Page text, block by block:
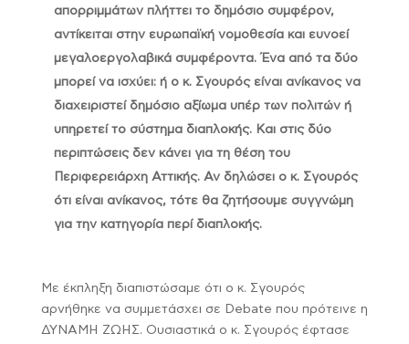
απορριμμάτων πλήττει το δημόσιο συμφέρον,
αντίκειται στην ευρωπαϊκή νομοθεσία και ευνοεί
μεγαλοεργολαβικά συμφέροντα. Ένα από τα δύο
μπορεί να ισχύει: ή ο κ. Σγουρός είναι ανίκανος να
διαχειριστεί δημόσιο αξίωμα υπέρ των πολιτών ή
υπηρετεί το σύστημα διαπλοκής. Και στις δύο
περιπτώσεις δεν κάνει για τη θέση του
Περιφερειάρχη Αττικής. Αν δηλώσει ο κ. Σγουρός
ότι είναι ανίκανος, τότε θα ζητήσουμε συγγνώμη
για την κατηγορία περί διαπλοκής.
Με έκπληξη διαπιστώσαμε ότι ο κ. Σγουρός
αρνήθηκε να συμμετάσχει σε Debate που πρότεινε η
ΔΥΝΑΜΗ ΖΩΗΣ. Ουσιαστικά ο κ. Σγουρός έφτασε